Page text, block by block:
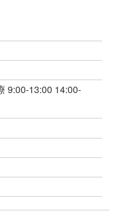
9:00-13:00 14:00-